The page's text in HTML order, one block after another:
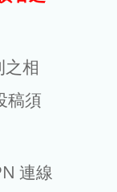
之相
稿須
連線